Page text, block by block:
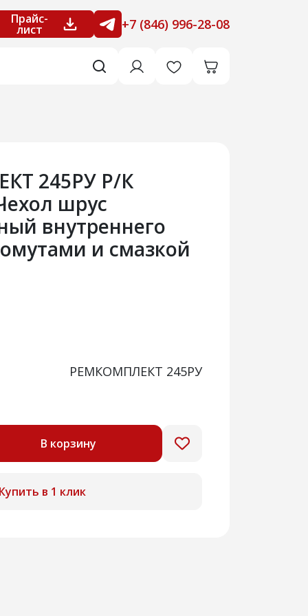
Прайс-
лист +7 (846) 996-28-08
245РУ Р/К
шрус
внутреннего
и смазкой
РЕМКОМПЛЕКТ 245РУ
В корзину
Купить в 1 клик